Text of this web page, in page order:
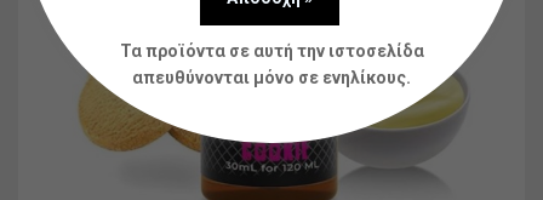
Τα προϊόντα σε αυτή την ιστοσελίδα
απευθύνονται μόνο σε ενηλίκους.